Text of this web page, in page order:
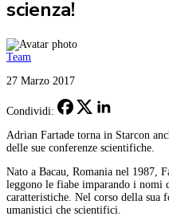
scienza!
Team
27 Marzo 2017
Condividi:
Adrian Fartade torna in Starcon
delle sue conferenze scientifiche.
Nato a Bacau, Romania nel 1987,
leggono le fiabe imparando i nomi
caratteristiche. Nel corso della sua
umanistici che scientifici.